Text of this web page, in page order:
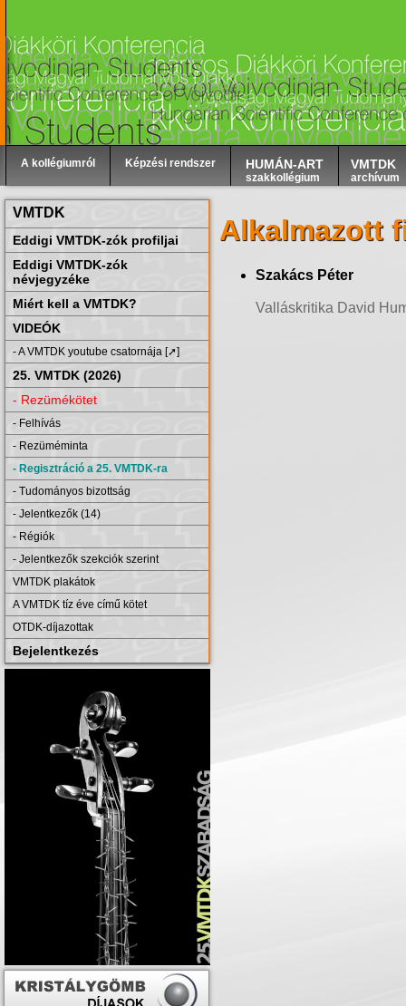
A kollégiumról Képzési rendszer HUMÁN-ART
szakkollégium
VMTDK
archívum
VMTDK
Eddigi VMTDK-zók profiljai
Eddigi VMTDK-zók
névjegyzéke
Miért kell a VMTDK?
VIDEÓK
- A VMTDK youtube csatornája [➚]
25. VMTDK (2026)
- Rezümékötet
- Felhívás
- Rezüméminta
- Regisztráció a 25. VMTDK-ra
- Tudományos bizottság
- Jelentkezők (14)
- Régiók
- Jelentkezők szekciók szerint
VMTDK plakátok
A VMTDK tíz éve című kötet
OTDK-díjazottak
Bejelentkezés
Alkalmazott
Szakács Péter
Valláskritika David